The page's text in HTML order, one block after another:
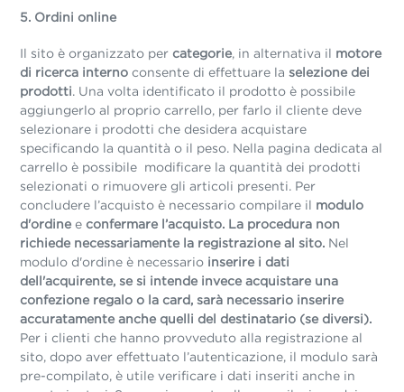
5. Ordini online
Il sito è organizzato per categorie, in alternativa il motore
di ricerca interno consente di effettuare la selezione dei
prodotti. Una volta identificato il prodotto è possibile
aggiungerlo al proprio carrello, per farlo il cliente deve
selezionare i prodotti che desidera acquistare
specificando la quantità o il peso. Nella pagina dedicata al
carrello è possibile modificare la quantità dei prodotti
selezionati o rimuovere gli articoli presenti. Per
concludere l’acquisto è necessario compilare il modulo
d'ordine e confermare l’acquisto. La procedura non
richiede necessariamente la registrazione al sito. Nel
modulo d'ordine è necessario inserire i dati
dell'acquirente, se si intende invece acquistare una
confezione regalo o la card, sarà necessario inserire
accuratamente anche quelli del destinatario (se diversi).
Per i clienti che hanno provveduto alla registrazione al
sito, dopo aver effettuato l’autenticazione, il modulo sarà
pre-compilato, è utile verificare i dati inseriti anche in